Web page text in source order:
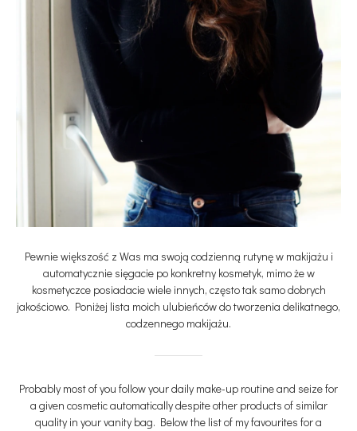
Pewnie większość z Was ma swoją codzienną rutynę w makijażu i
automatycznie sięgacie po konkretny kosmetyk, mimo że w
kosmetyczce posiadacie wiele innych, często tak samo dobrych
jakościowo. Poniżej lista moich ulubieńców do tworzenia delikatnego,
codzennego makijażu.
Probably most of you follow your daily make-up routine and seize for
a given cosmetic automatically despite other products of similar
quality in your vanity bag. Below the list of my favourites for a